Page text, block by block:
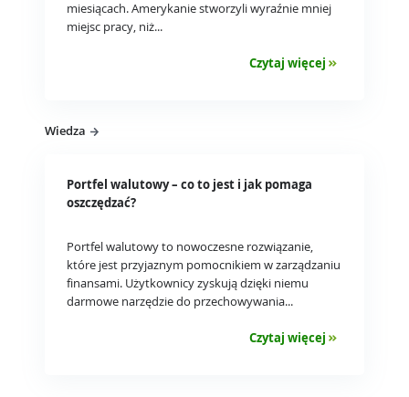
miesiącach. Amerykanie stworzyli wyraźnie mniej
miejsc pracy, niż...
Czytaj więcej
Wiedza
Portfel walutowy – co to jest i jak pomaga
oszczędzać?
Portfel walutowy to nowoczesne rozwiązanie,
które jest przyjaznym pomocnikiem w zarządzaniu
finansami. Użytkownicy zyskują dzięki niemu
darmowe narzędzie do przechowywania...
Czytaj więcej